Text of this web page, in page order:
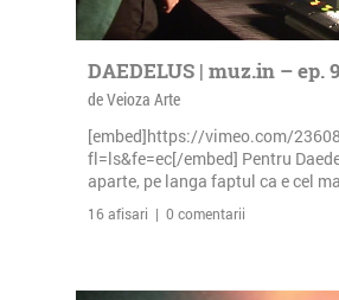
DAEDELUS | muz.in – ep. 9
de Veioza Arte
[embed]https://vimeo.com/
fl=ls&fe=ec[/embed] Pentru
aparte, pe langa faptul ca e cel
16 afisari | 0 comentarii